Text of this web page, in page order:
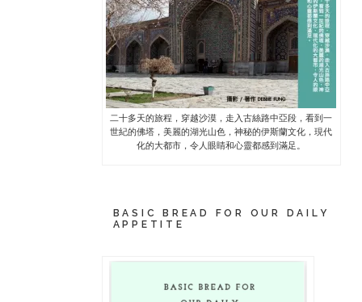
二十多天的旅程，穿越沙漠，走入古絲路中亞段，看到一
世紀的佛塔，美麗的湖光山色，神秘的伊斯蘭文化，現代
化的大都市，令人眼睛和心靈都感到滿足。
BASIC BREAD FOR OUR DAILY
APPETITE